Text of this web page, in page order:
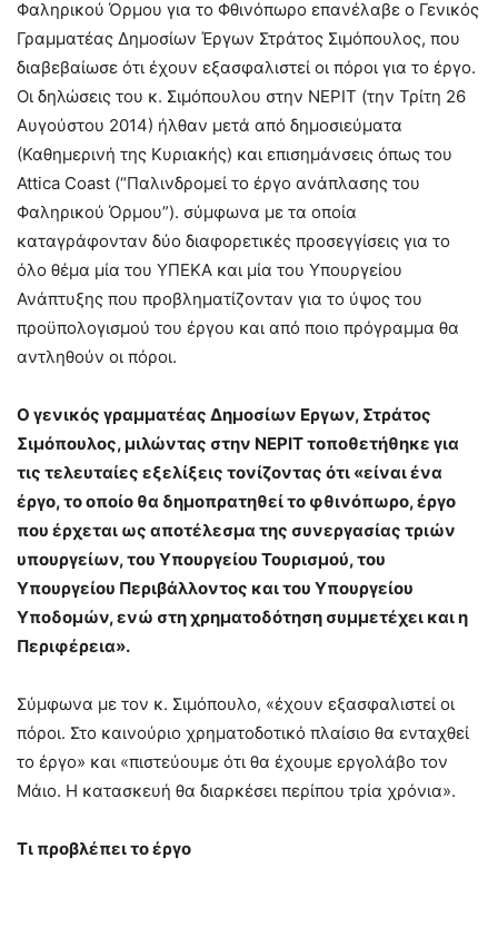
Φαληρικού Όρμου για το Φθινόπωρο επανέλαβε ο Γενικός
Γραμματέας Δημοσίων Έργων Στράτος Σιμόπουλος, που
διαβεβαίωσε ότι έχουν εξασφαλιστεί οι πόροι για το έργο.
Οι δηλώσεις του κ. Σιμόπουλου στην ΝΕΡΙΤ (την Τρίτη 26
Αυγούστου 2014) ήλθαν μετά από δημοσιεύματα
(Καθημερινή της Κυριακής) και επισημάνσεις όπως του
Attica Coast (“Παλινδρομεί το έργο ανάπλασης του
Φαληρικού Όρμου”). σύμφωνα με τα οποία
καταγράφονταν δύο διαφορετικές προσεγγίσεις για το
όλο θέμα μία του ΥΠΕΚΑ και μία του Υπουργείου
Ανάπτυξης που προβληματίζονταν για το ύψος του
προϋπολογισμού του έργου και από ποιο πρόγραμμα θα
αντληθούν οι πόροι.
Ο γενικός γραμματέας Δημοσίων Εργων, Στράτος
Σιμόπουλος, μιλώντας στην ΝΕΡΙΤ τοποθετήθηκε για
τις τελευταίες εξελίξεις τονίζοντας ότι «είναι ένα
έργο, το οποίο θα δημοπρατηθεί το φθινόπωρο, έργο
που έρχεται ως αποτέλεσμα της συνεργασίας τριών
υπουργείων, του Υπουργείου Τουρισμού, του
Υπουργείου Περιβάλλοντος και του Υπουργείου
Υποδομών, ενώ στη χρηματοδότηση συμμετέχει και η
Περιφέρεια».
Σύμφωνα με τον κ. Σιμόπουλο, «έχουν εξασφαλιστεί οι
πόροι. Στο καινούριο χρηματοδοτικό πλαίσιο θα ενταχθεί
το έργο» και «πιστεύουμε ότι θα έχουμε εργολάβο τον
Μάιο. Η κατασκευή θα διαρκέσει περίπου τρία χρόνια».
Τι προβλέπει το έργο